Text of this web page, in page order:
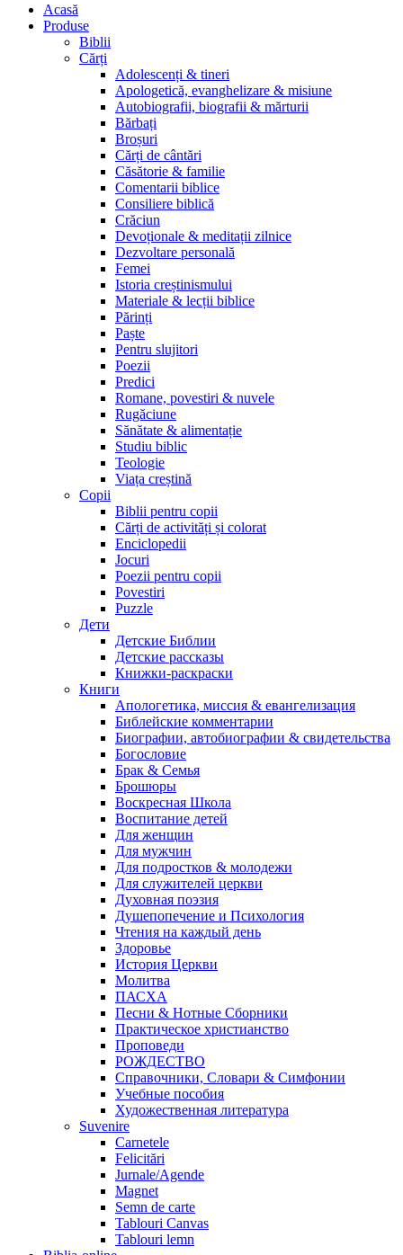
Acasă
Produse
Biblii
Cărți
Adolescenți & tineri
Apologetică, evanghelizare & misiune
Autobiografii, biografii & mărturii
Bărbați
Broșuri
Cărți de cântări
Căsătorie & familie
Comentarii biblice
Consiliere biblică
Crăciun
Devoționale & meditații zilnice
Dezvoltare personală
Femei
Istoria creștinismului
Materiale & lecții biblice
Părinți
Paște
Pentru slujitori
Poezii
Predici
Romane, povestiri & nuvele
Rugăciune
Sănătate & alimentație
Studiu biblic
Teologie
Viața creștină
Copii
Biblii pentru copii
Cărți de activități și colorat
Enciclopedii
Jocuri
Poezii pentru copii
Povestiri
Puzzle
Дети
Детские Библии
Детские рассказы
Книжки-раскраски
Книги
Апологетика, миссия & евангелизация
Библейские комментарии
Биографии, автобиографии & свидетельства
Богословие
Брак & Семья
Брошюры
Воскресная Школа
Воспитание детей
Для женщин
Для мужчин
Для подростков & молодежи
Для служителей церкви
Духовная поэзия
Душепопечение и Психология
Чтения на каждый день
Здоровье
История Церкви
Молитва
ПАСХА
Песни & Нотные Сборники
Практическое христианство
Проповеди
РОЖДЕСТВО
Справочники, Словари & Симфонии
Учебные пособия
Художественная литература
Suvenire
Carnetele
Felicitări
Jurnale/Agende
Magnet
Semn de carte
Tablouri Canvas
Tablouri lemn